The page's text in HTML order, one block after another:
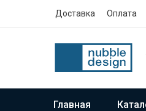
Доставка Оплата
Главная